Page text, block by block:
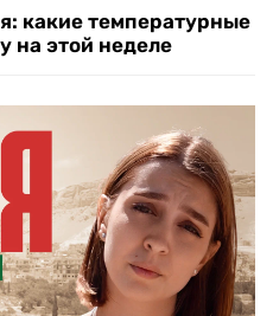
какие температурные
на этой неделе